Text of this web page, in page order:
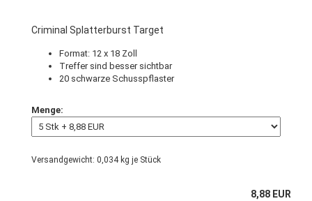
Criminal Splatterburst Target
Format: 12 x 18 Zoll
Treffer sind besser sichtbar
20 schwarze Schusspflaster
Menge:
Versandgewicht: 0,034kg je Stück
8,88 EUR